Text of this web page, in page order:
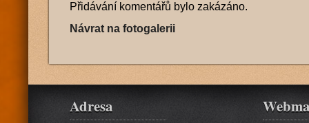
Přidávání komentářů bylo zakázáno.
Návrat na fotogalerii
Adresa